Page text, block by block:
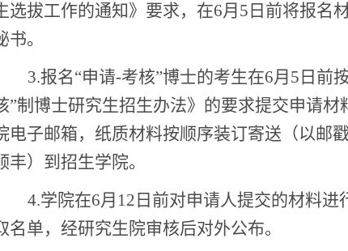
选拔工作的通知》要求，在6月 5 日前将报名
书。
3.报名“申请-考核”博士的考生在6月 5 日前
”制博士研究生招生办法》的要求提交申请
电子邮箱，纸质材料按顺序装订寄送（以邮
丰）到招生学院。
4.学院在6月 12 日前对申请人提交的材料
名单，经研究生院审核后对外公布。